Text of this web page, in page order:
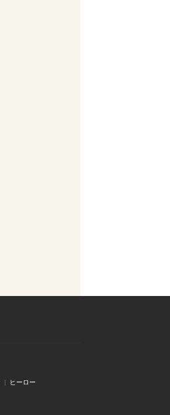
ヒーロー